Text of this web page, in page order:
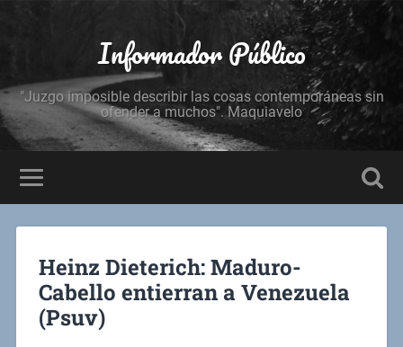
Informador Público
"Juzgo imposible describir las cosas contemporáneas sin
ofender a muchos". Maquiavelo
Heinz Dieterich: Maduro-
Cabello entierran a Venezuela
(Psuv)